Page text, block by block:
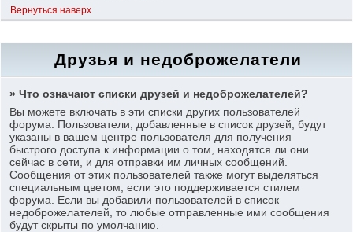
Вернуться наверх
Друзья и недоброжелатели
» Что означают списки друзей и недоброжелателей?
Вы можете включать в эти списки других пользователей
форума. Пользователи, добавленные в список друзей, будут
указаны в вашем центре пользователя для получения
быстрого доступа к информации о том, находятся ли они
сейчас в сети, и для отправки им личных сообщений.
Сообщения от этих пользователей также могут выделяться
специальным цветом, если это поддерживается стилем
форума. Если вы добавили пользователей в список
недоброжелателей, то любые отправленные ими сообщения
будут скрыты по умолчанию.